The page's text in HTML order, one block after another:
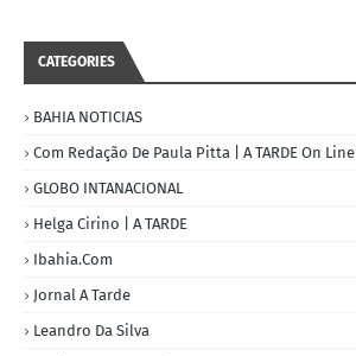
CATEGORIES
BAHIA NOTICIAS
Com Redação De Paula Pitta | A TARDE On Line
GLOBO INTANACIONAL
Helga Cirino | A TARDE
Ibahia.com
Jornal A Tarde
Leandro Da Silva